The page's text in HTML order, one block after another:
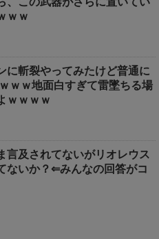
ｗｗ
に斬裂やってみたけど普通に
ｗｗ地面白すぎて雷墜ちる場
ｗｗｗｗ
言及されてないがリオレウス
ないか？⇐みんなの回答がコ